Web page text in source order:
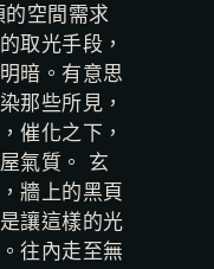
空間需求
取光手段，
暗。有意思
那些所見，
催化之下，
氣質。 玄
牆上的黑頁
讓這樣的光
往內走至無